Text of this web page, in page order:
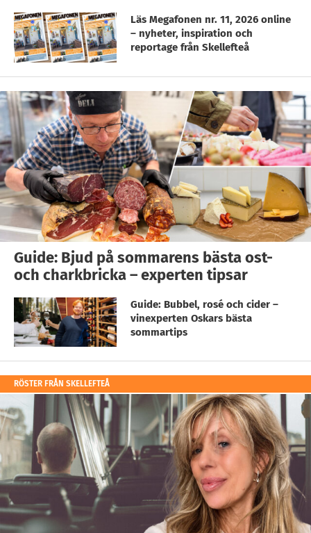
Läs Megafonen nr. 11, 2026 online
– nyheter, inspiration och
reportage från Skellefteå
Guide: Bjud på sommarens bästa ost-
och charkbricka – experten tipsar
Guide: Bubbel, rosé och cider –
vinexperten Oskars bästa
sommartips
RÖSTER FRÅN SKELLEFTEÅ